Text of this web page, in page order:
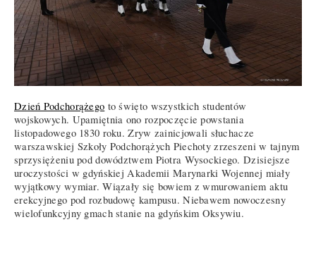
Dzień Podchorążego to święto wszystkich studentów
wojskowych. Upamiętnia ono rozpoczęcie powstania
listopadowego 1830 roku. Zryw zainicjowali słuchacze
warszawskiej Szkoły Podchorążych Piechoty zrzeszeni w tajnym
sprzysiężeniu pod dowództwem Piotra Wysockiego. Dzisiejsze
uroczystości w gdyńskiej Akademii Marynarki Wojennej miały
wyjątkowy wymiar. Wiązały się bowiem z wmurowaniem aktu
erekcyjnego pod rozbudowę kampusu. Niebawem nowoczesny
wielofunkcyjny gmach stanie na gdyńskim Oksywiu.